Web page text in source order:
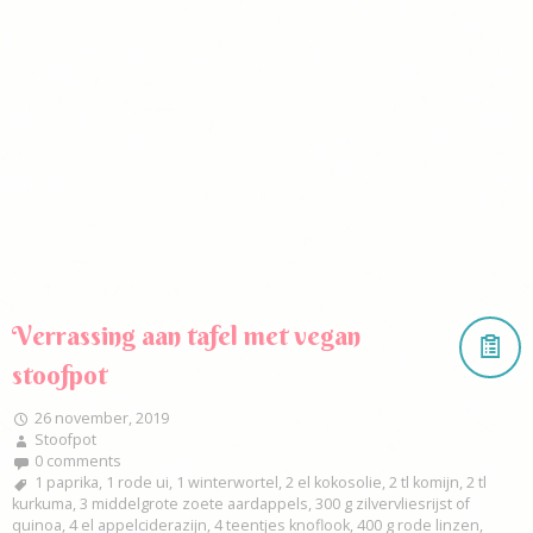
Verrassing aan tafel met vegan
stoofpot
26 november, 2019
Stoofpot
0 comments
1 paprika, 1 rode ui, 1 winterwortel, 2 el kokosolie, 2 tl komijn, 2 tl
kurkuma, 3 middelgrote zoete aardappels, 300 g zilvervliesrijst of
quinoa, 4 el appelciderazijn, 4 teentjes knoflook, 400 g rode linzen,